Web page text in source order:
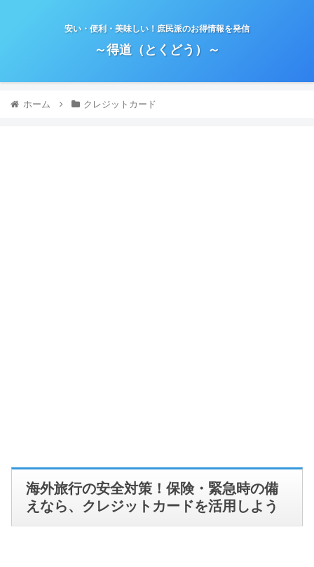
安い・便利・美味しい！庶民派のお得情報を発信
～得道（とくどう）～
ホーム クレジットカード
海外旅行の安全対策！保険・緊急時の備
えなら、クレジットカードを活用しよう